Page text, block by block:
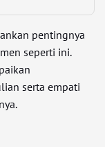
pentingnya
seperti ini.
serta empati